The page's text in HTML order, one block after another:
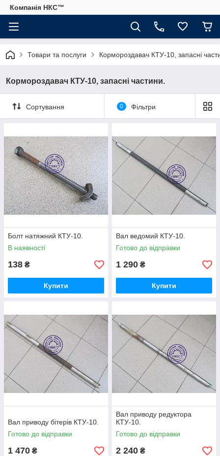
Компанія НКС™
Товари та послуги Кормороздавач КТУ-10, запасні
Кормороздавач КТУ-10, запасні частини.
Сортування 0 Фільтри
Болт натяжний КТУ-10.
В наявності
138 ₴
Купити
Вал ведомий КТУ-10.
Готово до відправки
1 290 ₴
Купити
Вал приводу бітерів КТУ-10.
Готово до відправки
1 470 ₴
Вал приводу редуктора
КТУ-10.
Готово до відправки
2 240 ₴